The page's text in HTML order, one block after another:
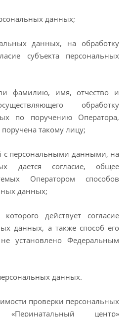
данных;
данных, на обработку
субъекта персональных
фамилию, имя, отчество и
обработку
по поручению Оператора,
такому лицу;
с персональными данными, на
дается согласие, общее
Оператором способов
данных;
действует согласие
данных, а также способ его
установлено Федеральным
данных.
проверки персональных
центр»